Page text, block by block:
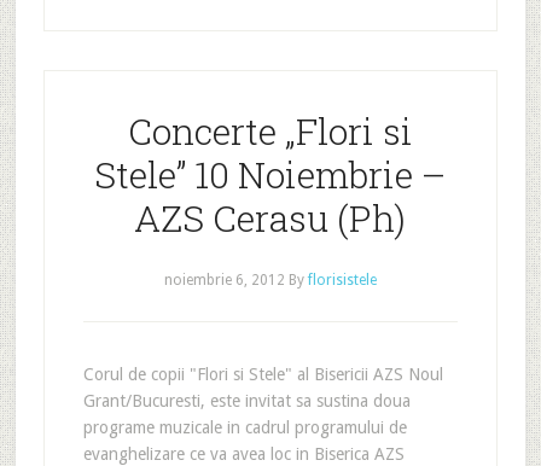
Concerte „Flori si
Stele” 10 Noiembrie –
AZS Cerasu (Ph)
noiembrie 6, 2012 Byflorisistele
Corul de copii "Flori si Stele" al Bisericii AZS Noul
Grant/Bucuresti, este invitat sa sustina doua
programe muzicale in cadrul programului de
evanghelizare ce va avea loc in Biserica AZS